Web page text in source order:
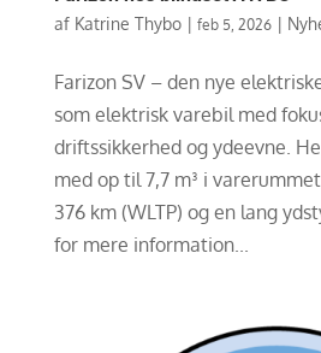
af Katrine Thybo| feb 5, 2026|
Farizon SV – den nye
som elektrisk varebil med
driftssikkerhed og ydeevne.
med op til 7,7 m³ i
376 km (WLTP) og en lang
for mere information...